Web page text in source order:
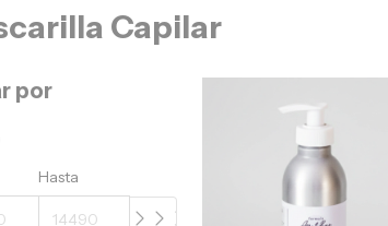
Capilar
por
Hasta